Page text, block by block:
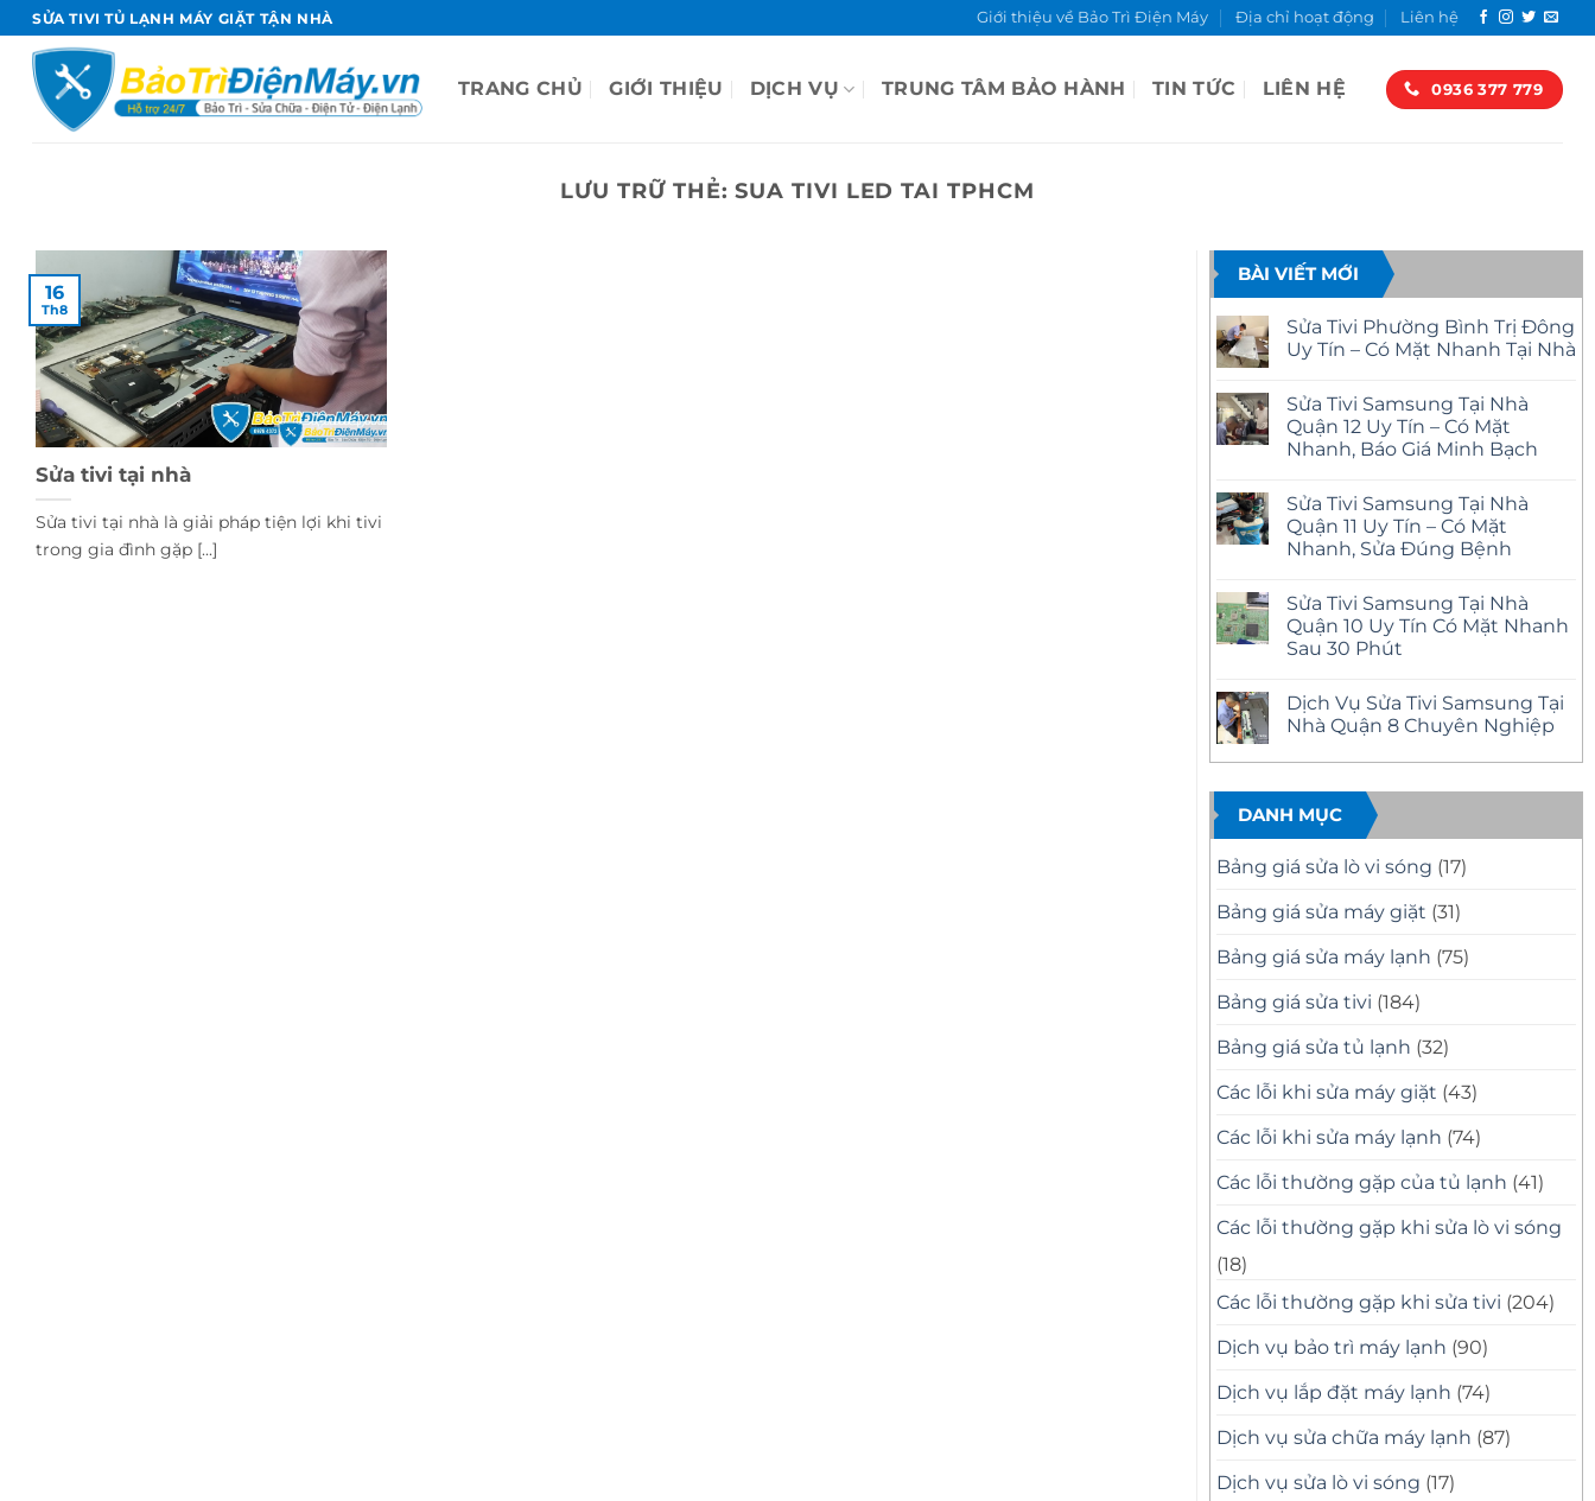
qua
dung
SỬA TIVI TỦ LẠNH MÁY GIẶT TẬN NHÀ Giới thiệu về Bảo Trì Điện Máy Địa chỉ hoạt động Liên hệ
TRANG CHỦ GIỚI THIỆU DỊCH VỤ TRUNG TÂM BẢO HÀNH TIN TỨC LIÊN HỆ 0936 377 779
LƯU TRỮ THẺ:SUA TIVI LED TAI TPHCM
Sửa tivi tại nhà
Sửa tivi tại nhà là giải pháp tiện lợi khi tivi
trong gia đình gặp [...]
16
Th8
BÀI VIẾT MỚI
Sửa Tivi Phường Bình Trị Đông
Uy Tín – Có Mặt Nhanh Tại Nhà
bình
luận
ở
Sửa
Bình
Trị
Đông
Uy
Tín
Mặt
Nhanh
Tại
Nhà
Sửa Tivi Samsung Tại Nhà
Quận 12 Uy Tín – Có Mặt
Nhanh, Báo Giá Minh Bạch
bình
luận
ở
Sửa
Tại
Nhà
Quận
12
Uy
Có
Mặt
Nhanh,
Giá
Bạch
Sửa Tivi Samsung Tại Nhà
Quận 11 Uy Tín – Có Mặt
Nhanh, Sửa Đúng Bệnh
bình
luận
ở
Sửa
Tại
Nhà
Quận
–
Mặt
Đúng
Sửa Tivi Samsung Tại Nhà
Quận 10 Uy Tín Có Mặt Nhanh
Sau 30 Phút
bình
luận
ở
Tivi
Tại
Nhà
Quận
10
Uy
Tín
Mặt
Nhanh
30
Phút
Dịch Vụ Sửa Tivi Samsung Tại
Nhà Quận 8 Chuyên Nghiệp
có
luận
ở
Dịch
Vụ
Sửa
Tivi
Tại
Nhà
8
Chuyên
DANH MỤC
Bảng giá sửa lò vi sóng (17)
Bảng giá sửa máy giặt (31)
Bảng giá sửa máy lạnh (75)
Bảng giá sửa tivi (184)
Bảng giá sửa tủ lạnh (32)
Các lỗi khi sửa máy giặt (43)
Các lỗi khi sửa máy lạnh (74)
Các lỗi thường gặp của tủ lạnh (41)
Các lỗi thường gặp khi sửa lò vi sóng
(18)
Các lỗi thường gặp khi sửa tivi (204)
Dịch vụ bảo trì máy lạnh (90)
Dịch vụ lắp đặt máy lạnh (74)
Dịch vụ sửa chữa máy lạnh (87)
Dịch vụ sửa lò vi sóng (17)